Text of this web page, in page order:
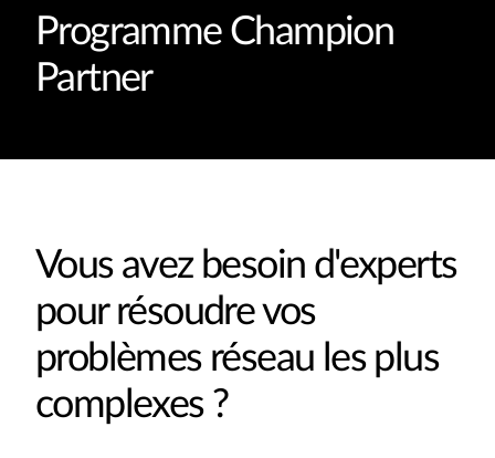
Programme Champion
Partner
Vous avez besoin d'experts
pour résoudre vos
problèmes réseau les plus
complexes ?